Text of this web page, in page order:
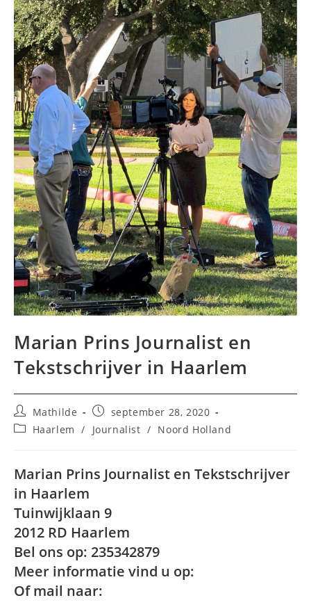
Marian Prins Journalist en
Tekstschrijver in Haarlem
Bericht
auteur:
Mathilde
Bericht
gepubliceerd
op:
september 28, 2020
Berichtcategorie:
Haarlem / Journalist / Noord Holland
Marian Prins Journalist en Tekstschrijver
in Haarlem
Tuinwijklaan 9
2012 RD Haarlem
Bel ons op: 235342879
Meer informatie vind u op:
Of mail naar: